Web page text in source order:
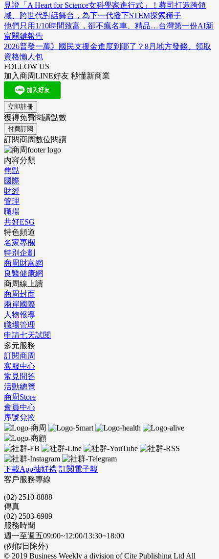
見證「A Heart for Science女科學家進行式」！蔡司打造跨領
域、跨世代對話舞台，為下一代播下STEM探索種子
他們只用1/10時間致富，卻不瘋名車、精品…台灣第一份AI新
富關鍵報告
2026普發一萬》國民支援金進度到哪了？8月地方發錢、領取
資格懶人包
FOLLOW US
加入商周LINE好友 秒懂新商業
立即註冊
獲得免費閱讀點數
付費訂閱
訂閱商周數位閱讀
內容分類
焦點
國際
財經
管理
職場
共好ESG
特色頻道
名家專欄
特別企劃
商周財富網
良醫健康網
商周線上讀
商周封面
兩岸國際
人物報導
職場管理
申請七天試閱
多元服務
訂閱商周
客服中心
常見問答
活動總覽
商周Store
會員中心
序號兌換
下載App抽好禮 訂閱電子報
客戶服務專線
(02) 2510-8888
傳真
(02) 2503-6989
服務時間
週一至週五09:00~12:00/13:30~18:00
(例假日除外)
© 2019 Business Weekly a division of Cite Publishing Ltd All